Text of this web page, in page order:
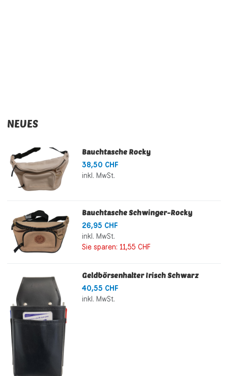
NEUES
Bauchtasche Rocky
38,50 CHF
inkl. MwSt.
Bauchtasche Schwinger-Rocky
26,95 CHF
inkl. MwSt.
Sie sparen: 11,55 CHF
Geldbörsenhalter Irisch Schwarz
40,55 CHF
inkl. MwSt.